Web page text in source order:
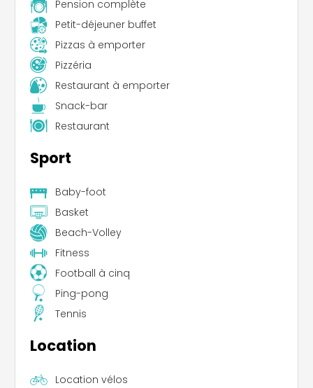
Pension complète
Petit-déjeuner buffet
Pizzas à emporter
Pizzéria
Restaurant à emporter
Snack-bar
Restaurant
Sport
Baby-foot
Basket
Beach-Volley
Fitness
Football à cinq
Ping-pong
Tennis
Location
Location vélos